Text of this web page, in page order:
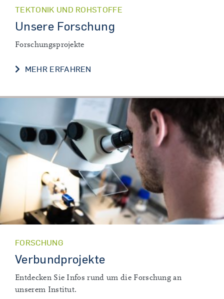
TEKTONIK UND ROHSTOFFE
Unsere Forschung
Forschungsprojekte
MEHR ERFAHREN
FORSCHUNG
Verbundprojekte
Entdecken Sie Infos rund um die Forschung an
unserem Institut.